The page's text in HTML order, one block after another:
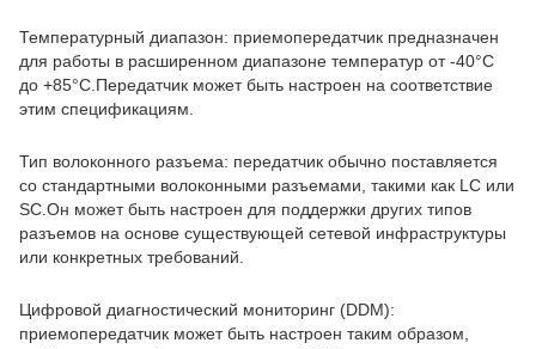
Температурный диапазон: приемопередатчик предназначен
для работы в расширенном диапазоне температур от -40°C
до +85°C.Передатчик может быть настроен на соответствие
этим спецификациям.
Тип волоконного разъема: передатчик обычно поставляется
со стандартными волоконными разъемами, такими как LC или
SC.Он может быть настроен для поддержки других типов
разъемов на основе существующей сетевой инфраструктуры
или конкретных требований.
Цифровой диагностический мониторинг (DDM):
приемопередатчик может быть настроен таким образом,